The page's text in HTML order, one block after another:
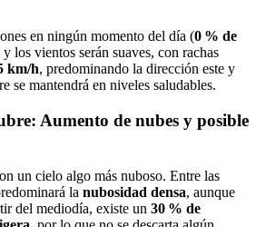
en ningún momento del día (0 % de
y los vientos serán suaves, con rachas
km/h, predominando la dirección este y
se mantendrá en niveles saludables.
Aumento de nubes y posible
un cielo algo más nuboso. Entre las
la nubosidad densa, aunque
del mediodía, existe un 30 % de